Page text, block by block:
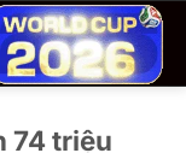
74 triệu